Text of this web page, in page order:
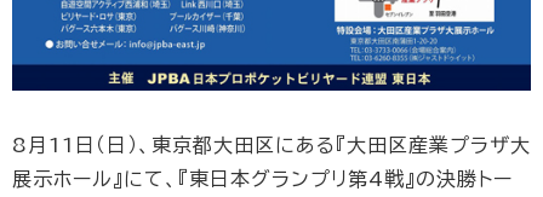
8月11日（日）、東京都大田区にある『大田区産業プラザ大
展示ホール』にて、『東日本グランプリ第4戦』の決勝トー